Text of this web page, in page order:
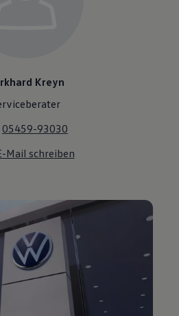
Kreyn
05459-93030
Mail schreiben